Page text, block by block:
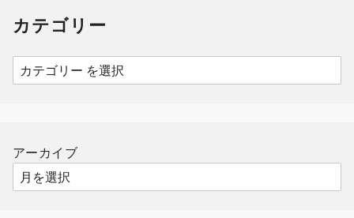
ブ
カテゴリー
カ
テ
ー
アーカイブ